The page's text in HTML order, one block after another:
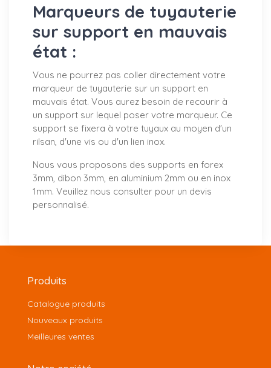
Marqueurs de tuyauterie
sur support en mauvais
état :
Vous ne pourrez pas coller directement votre
marqueur de tuyauterie sur un support en
mauvais état. Vous aurez besoin de recourir à
un support sur lequel poser votre marqueur. Ce
support se fixera à votre tuyaux au moyen d'un
rilsan, d'une vis ou d'un lien inox.
Nous vous proposons des supports en forex
3mm, dibon 3mm, en aluminium 2mm ou en inox
1mm. Veuillez nous consulter pour un devis
personnalisé.
Produits
Catalogue produits
Nouveaux produits
Meilleures ventes